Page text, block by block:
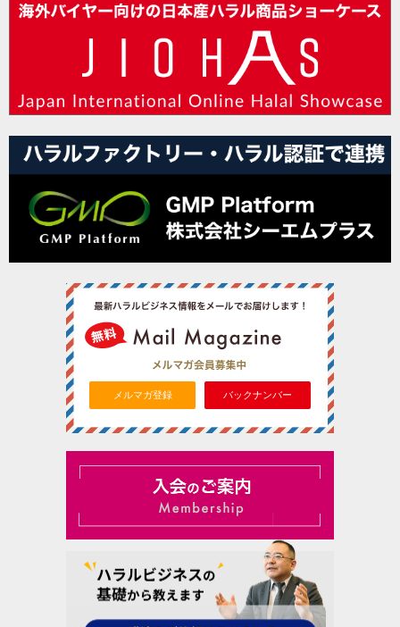
メルマガ登録 バックナンバー